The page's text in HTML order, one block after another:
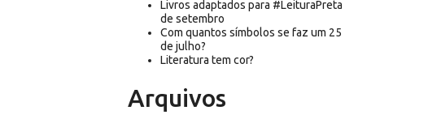
Livros adaptados para #LeituraPreta
de setembro
Com quantos símbolos se faz um 25
de julho?
Literatura tem cor?
Arquivos